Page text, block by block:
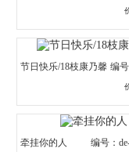
节日快乐/18枝康乃馨 编
牵挂你的人 编号：